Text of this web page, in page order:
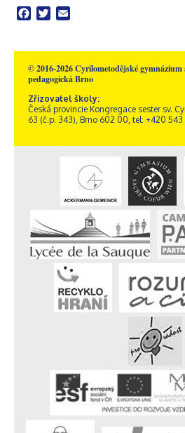
Facebook
Twitter
© 2016-2026 Cyrilometodějské
pedagogická Brno
Zřizovatel školy:
Česká provincie Kongregace sester sv.
63 (č.p. 343), Brno 602 00, tel: +420 543